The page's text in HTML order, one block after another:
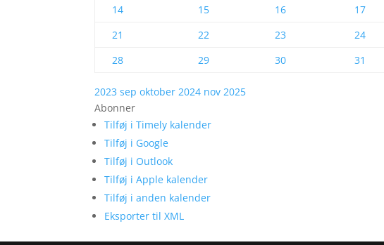
14
15 16 17
21
22 23 24
28
29 30 31
2023sepoktober 2024 nov2025
Abonner
Tilføj i Timely kalender
Tilføj i Google
Tilføj i Outlook
Tilføj i Apple kalender
Tilføj i anden kalender
Eksporter til XML